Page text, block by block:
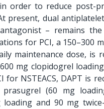
order to reduce post-
present, dual
– remains
for PCI, a 150–300
maintenance dose, is
mg clopidogrel
for NSTEACS, DAPT is
(60 mg
and 90 mg